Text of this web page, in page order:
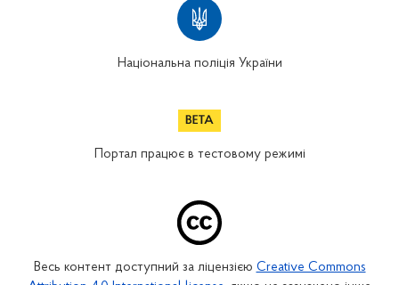
Національна поліція України
Портал працює в тестовому режимі
Весь контент доступний за ліцензією Creative Commons